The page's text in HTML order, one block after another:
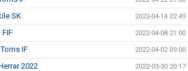
SK 2022-04-14 22:49
FIF 2022-04-08 21:00
IF 2022-04-02 09:00
2022 2022-03-30 20:17